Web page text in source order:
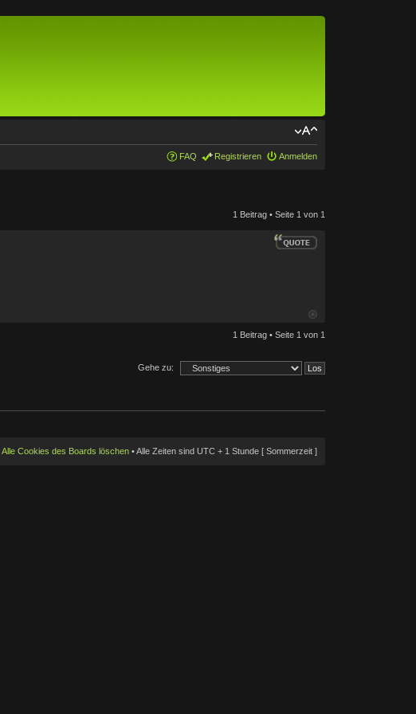
FAQ Registrieren Anmelden
1 Beitrag • Seite 1 von 1
1 Beitrag • Seite 1 von 1
Gehe zu:
Alle Cookies des Boards löschen• Alle Zeiten sind UTC + 1 Stunde [ Sommerzeit ]